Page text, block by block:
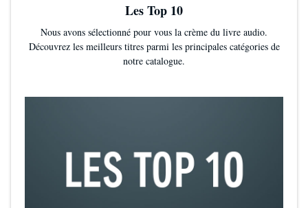
Les Top 10
Nous avons sélectionné pour vous la crème du livre audio.
Découvrez les meilleurs titres parmi les principales catégories de
notre catalogue.